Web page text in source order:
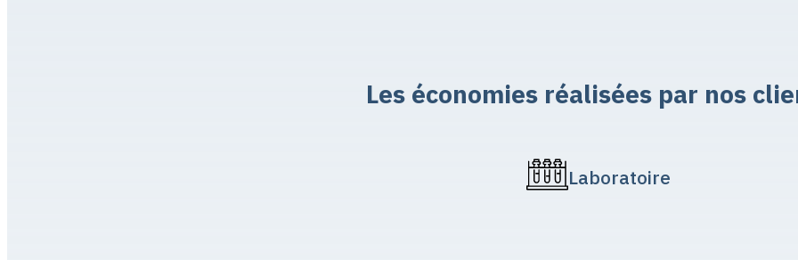
Les économies réalisées par nos
Laboratoire